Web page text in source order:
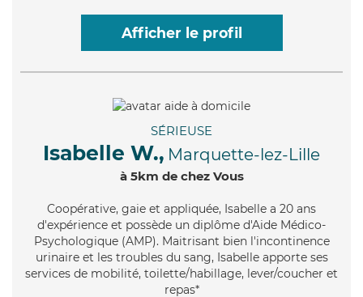
Afficher le profil
SÉRIEUSE
Isabelle W., Marquette-lez-Lille
à 5km de chez Vous
Coopérative, gaie et appliquée, Isabelle a 20 ans
d'expérience et possède un diplôme d'Aide Médico-
Psychologique (AMP). Maitrisant bien l'incontinence
urinaire et les troubles du sang, Isabelle apporte ses
services de mobilité, toilette/habillage, lever/coucher et
repas*